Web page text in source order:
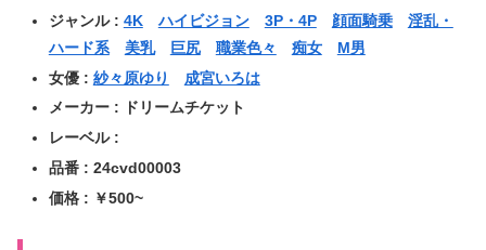
ジャンル : 4K ハイビジョン 3P・4P 顔面騎乗
淫乱・
ハード系
美乳 巨尻 職業色々 痴女
M男
女優 : 紗々原ゆり
成宮いろは
メーカー : ドリームチケット
レーベル :
品番 : 24cvd00003
価格 : ￥500~